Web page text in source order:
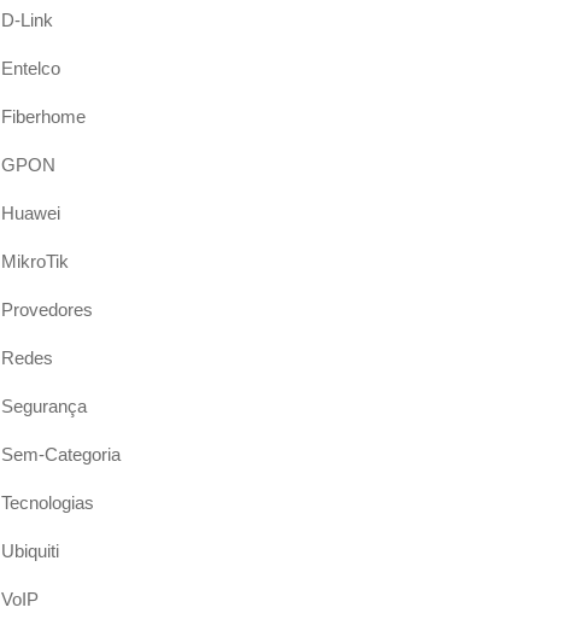
D-Link
Entelco
Fiberhome
GPON
Huawei
MikroTik
Provedores
Redes
Segurança
Sem-Categoria
Tecnologias
Ubiquiti
VoIP